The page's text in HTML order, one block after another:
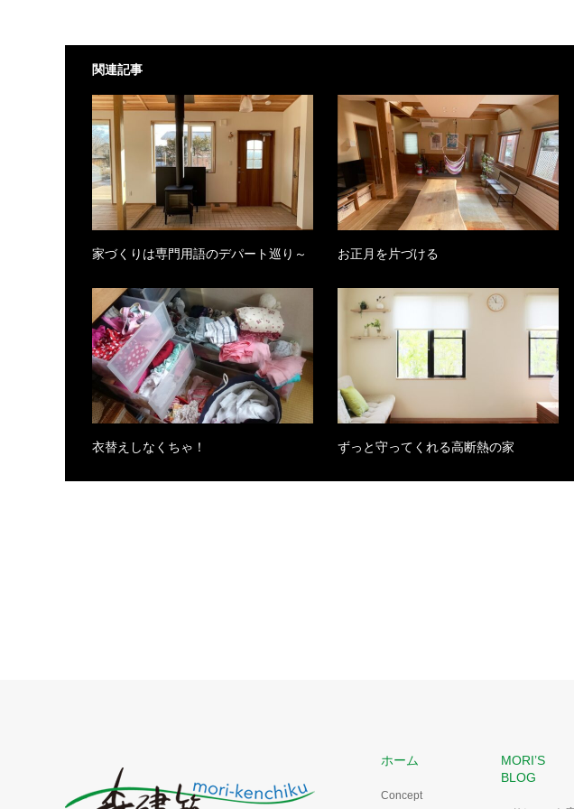
関連記事
家づくりは専門用語のデパート巡り～ お正月を片づける
衣替えしなくちゃ！ ずっと守ってくれる高断熱の家
ホーム
Concept
MORI’S
BLOG